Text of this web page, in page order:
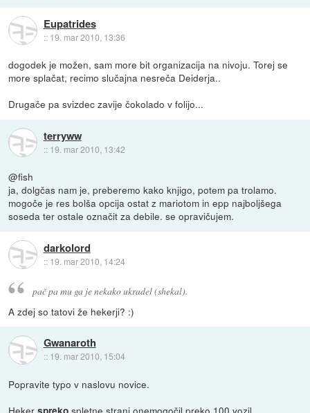
Eupatrides
:: 19. mar 2010, 13:36
dogodek je možen, sam more bit organizacija na nivoju. Torej se
more splačat, recimo slučajna nesreča Deiderja..
Drugače pa svizdec zavije čokolado v folijo...
terryww
:: 19. mar 2010, 13:42
@fish
ja, dolgčas nam je, preberemo kako knjigo, potem pa trolamo.
mogoče je res bolša opcija ostat z mariotom in epp najboljšega
soseda ter ostale označit za debile. se opravičujem.
darkolord
:: 19. mar 2010, 14:24
pač pa mu ga je nekako ukradel (shekal).
A zdej so tatovi že hekerji? :)
Gwanaroth
:: 19. mar 2010, 15:04
Popravite typo v naslovu novice.